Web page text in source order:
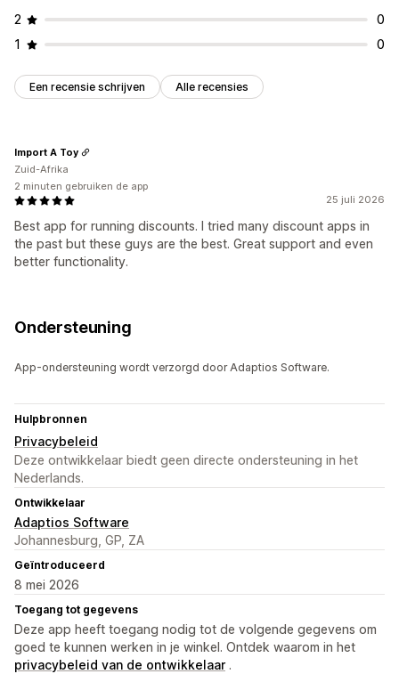
2
0
1
0
Een recensie schrijven Alle recensies
25 juli 2026
Best app for running discounts. I tried many discount apps in
the past but these guys are the best. Great support and even
better functionality.
Import A Toy
Zuid-Afrika
2 minuten gebruiken de app
Ondersteuning
App-ondersteuning wordt verzorgd door Adaptios Software.
Hulpbronnen
Privacybeleid
Deze ontwikkelaar biedt geen directe ondersteuning in het
Nederlands.
Ontwikkelaar
Adaptios Software
Johannesburg, GP, ZA
Geïntroduceerd
8 mei 2026
Toegang tot gegevens
Deze app heeft toegang nodig tot de volgende gegevens om
goed te kunnen werken in je winkel. Ontdek waarom in het
privacybeleid van de ontwikkelaar .